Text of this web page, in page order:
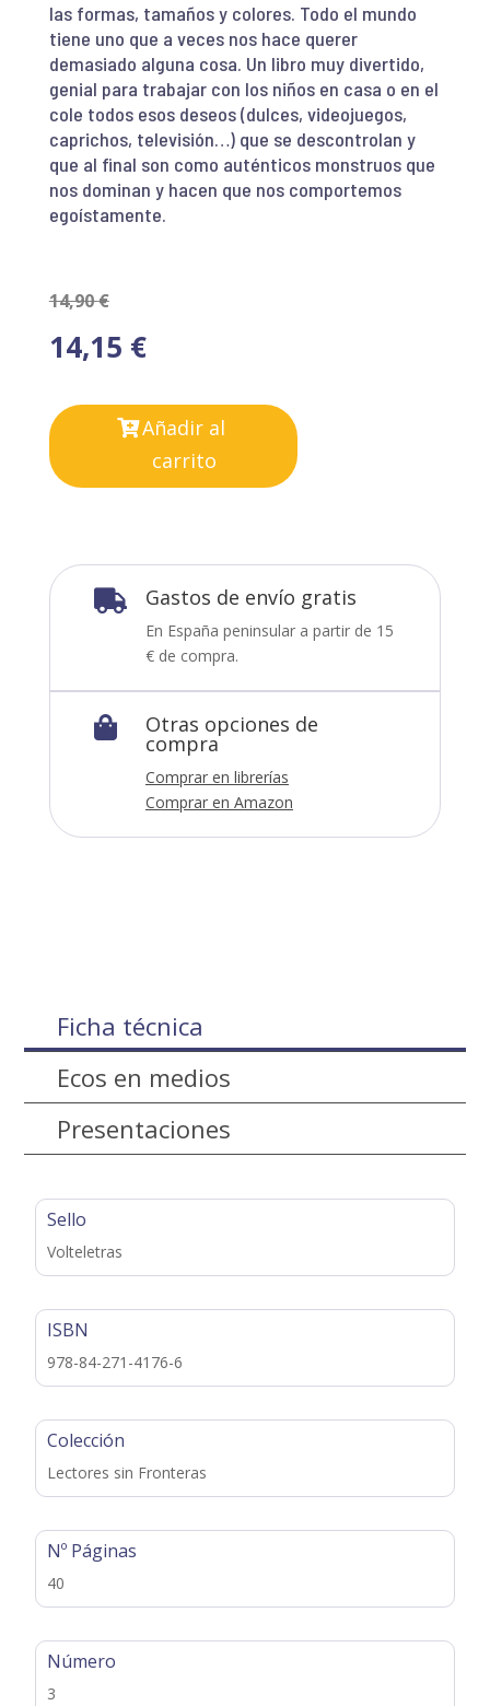
las formas, tamaños y colores. Todo el mundo
tiene uno que a veces nos hace querer
demasiado alguna cosa. Un libro muy divertido,
genial para trabajar con los niños en casa o en el
cole todos esos deseos (dulces, videojuegos,
caprichos, televisión…) que se descontrolan y
que al final son como auténticos monstruos que
nos dominan y hacen que nos comportemos
egoístamente.
14,90€
14,15 €
Añadir al
carrito
 Gastos de envío gratis
En España peninsular a partir de 15
€ de compra.
 Otras opciones de
compra
Comprar en librerías
Comprar en Amazon
Ficha técnica
Ecos en medios
Presentaciones
Sello
Volteletras
ISBN
978-84-271-4176-6
Colección
Lectores sin Fronteras
Nº Páginas
40
Número
3